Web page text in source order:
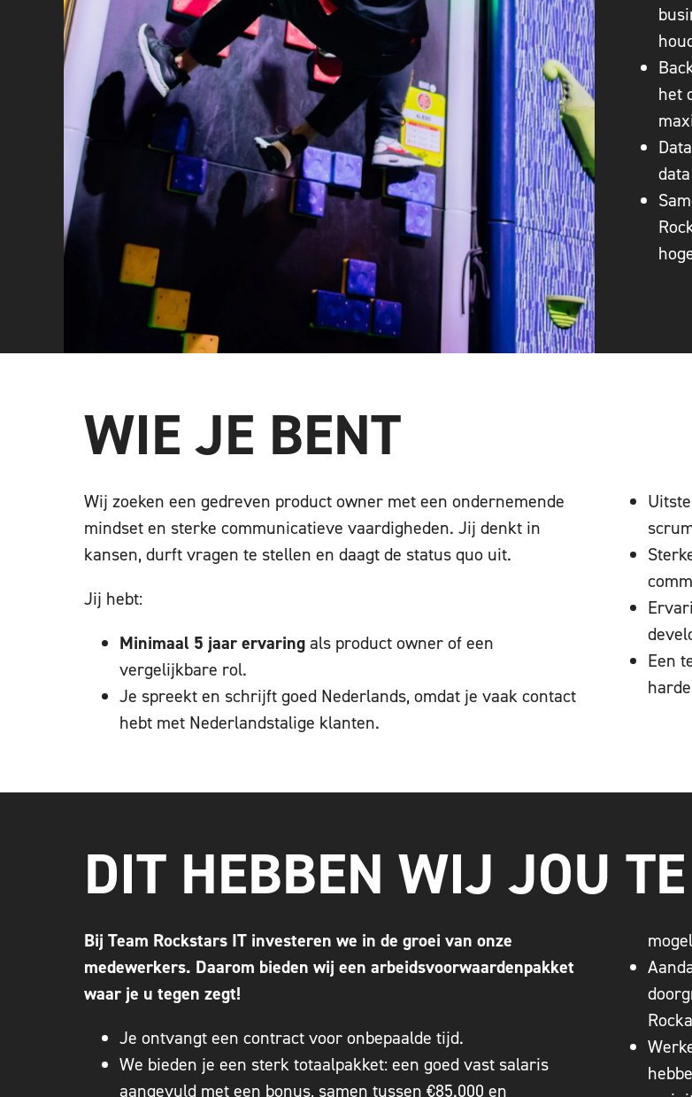
het
WIE JE BENT
Wij zoeken een gedreven product owner met een ondernemende
mindset en sterke communicatieve vaardigheden. Jij denkt in
kansen, durft vragen te stellen en daagt de status quo uit.
Jij hebt:
Minimaal 5 jaar ervaringals product owner of een
vergelijkbare rol.
Je spreekt en schrijft goed Nederlands, omdat je vaak contact
hebt met Nederlandstalige klanten.
Een
DIT HEBBEN WIJ JOU
Bij Team Rockstars IT investeren we in de groei van onze
medewerkers. Daarom bieden wij een arbeidsvoorwaardenpakket
waar je u tegen zegt!
Je ontvangt een contract voor onbepaalde tijd.
We bieden je een sterk totaalpakket: een goed vast salaris
aangevuld met een bonus, samen tussen €85.000 en